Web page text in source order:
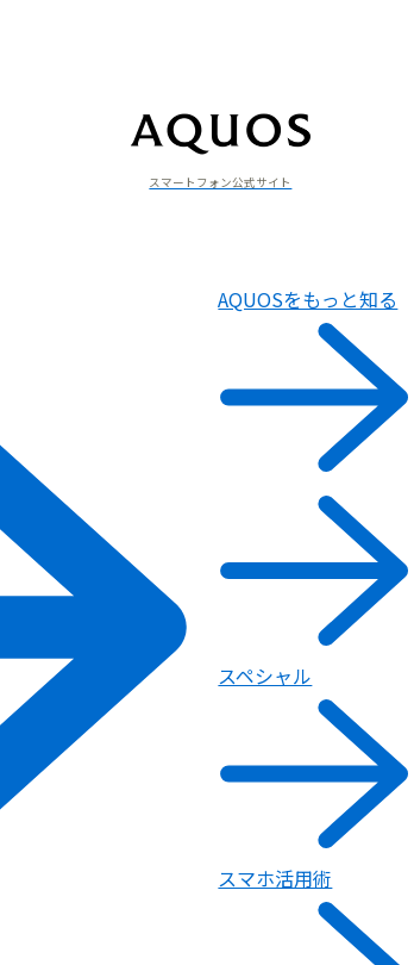
スマートフォン公式サイト
AQUOSをもっと知る
スペシャル
スマホ活用術